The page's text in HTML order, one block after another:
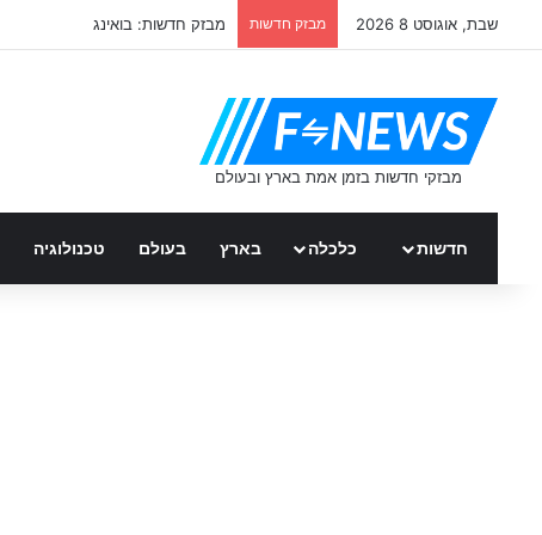
שבת, אוגוסט 8 2026 מבזק חדשות מבזק חדשות: בואינג
חדשות כלכלה בארץ בעולם טכנולוגיה